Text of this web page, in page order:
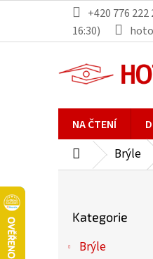
obsah
+420 776 222
16:30)
NA ČTENÍ
DomůBrýle
kategorie
Kategorie
Brýle